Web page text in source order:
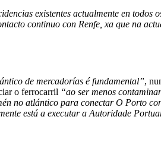
existentes actualmente en
continuo con Renfe, xa que na
de mercadorías é fundamental”,
o ferrocarril “ao ser menos
no atlántico para conectar O Porto
está a executar a Autoridade